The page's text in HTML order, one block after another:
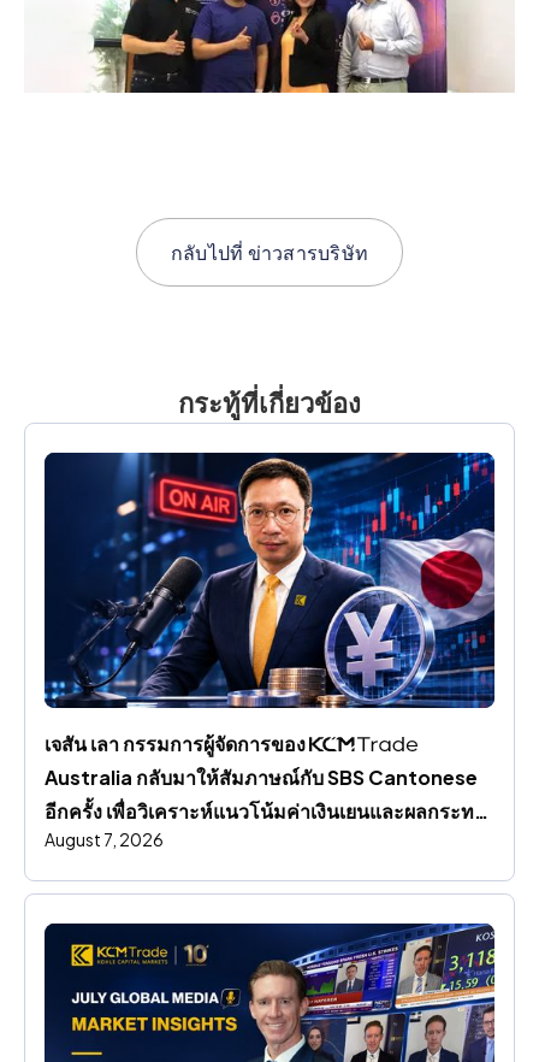
กลับไปที่ ข่าวสารบริษัท
กระทู้ที่เกี่ยวข้อง
เจสัน เลา กรรมการผู้จัดการของ
Australia กลับมาให้สัมภาษณ์กับ SBS Cantonese
อีกครั้ง เพื่อวิเคราะห์แนวโน้มค่าเงินเยนและผลกระทบ
ต่อตลาดโลก
August 7, 2026